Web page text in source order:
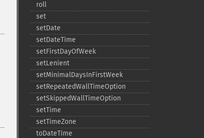
roll
set
setDate
setDateTime
setFirstDayOfWeek
setLenient
setMinimalDaysInFirstWeek
setRepeatedWallTimeOption
setSkippedWallTimeOption
setTime
setTimeZone
toDateTime